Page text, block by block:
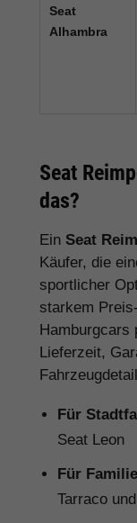
Seat
Alhambra
Seat
das?
Ein Seat
Käufer, die
sportlicher
starkem
Hamburgcars
Lieferzeit,
Für
Seat Leon
Für
Tarraco